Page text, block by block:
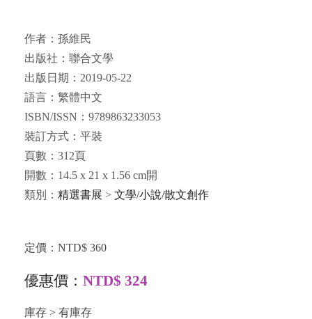
作者：孫維民
出版社：聯合文學
出版日期：2019-05-22
語言：繁體中文
ISBN/ISSN：9789863233053
裝訂方式：平裝
頁數：312頁
開數：14.5 x 21 x 1.56 cm開
類別： 精選書展 > 文學/小說/散文創作
定價：NTD$ 360
優惠價： NTD$ 324
庫存 > 有庫存